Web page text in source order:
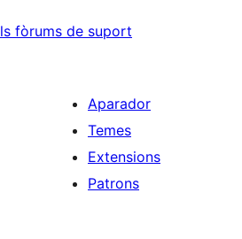
fòrums de suport
Aparador
Temes
Extensions
Patrons